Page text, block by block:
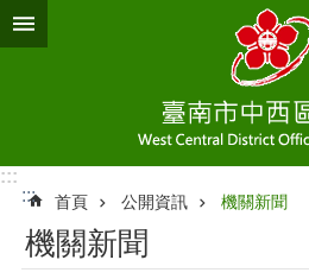
跳到主要內容區塊
:::
:::
首頁 公開資訊 機關新聞
機關新聞